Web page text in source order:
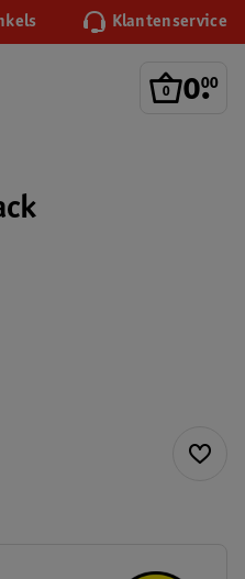
Klantenservice
0.
00